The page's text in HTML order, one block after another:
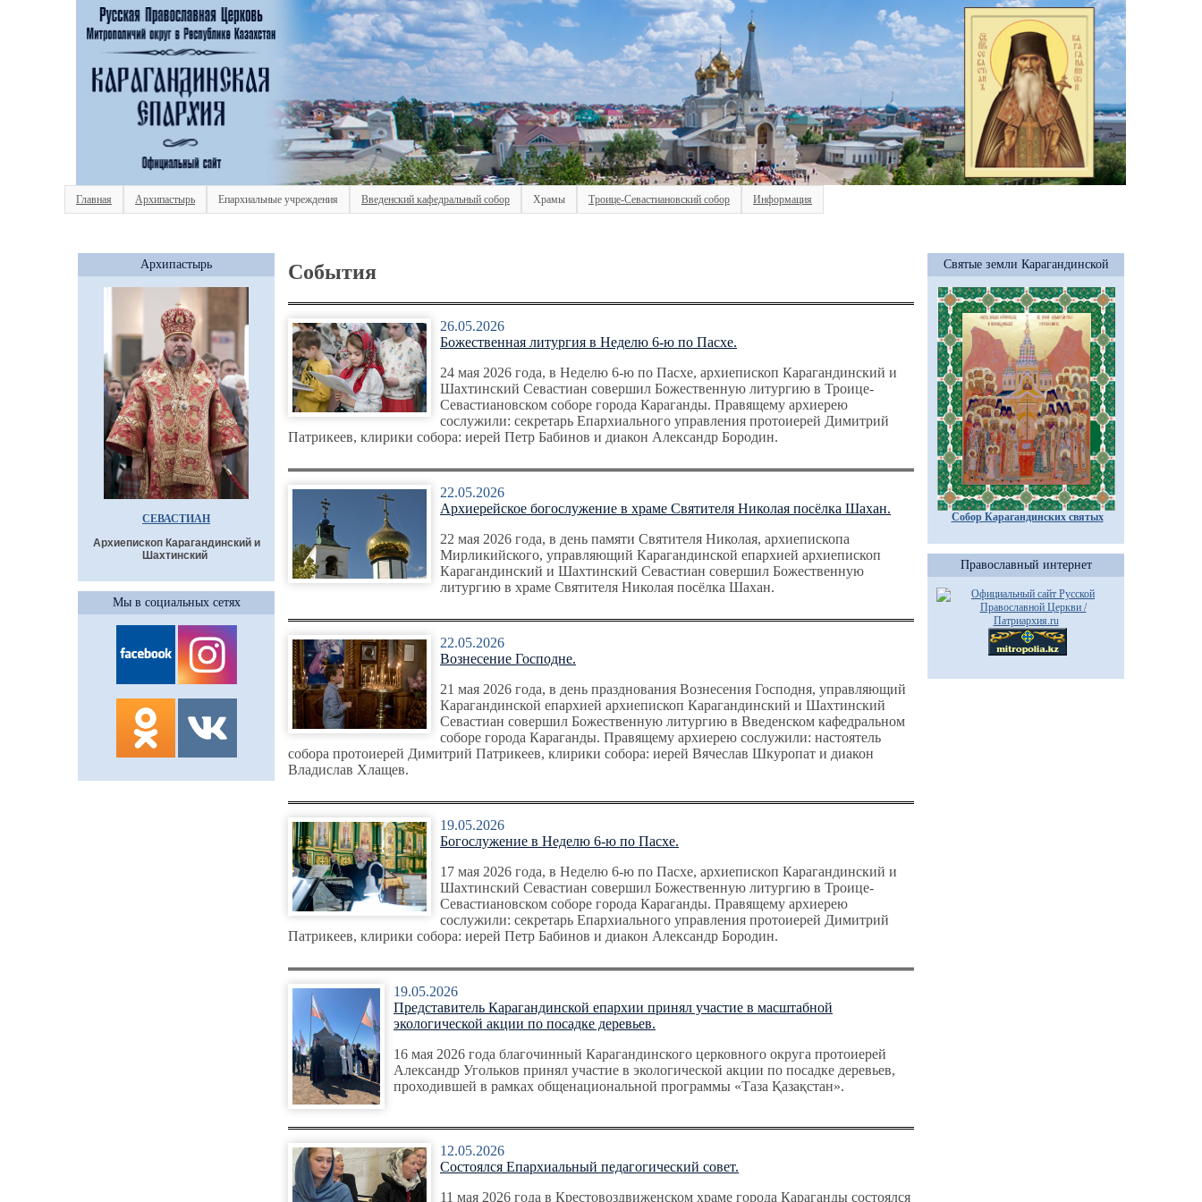
Главная Архипастырь Епархиальные учреждения Введенский кафедральный собор Храмы Троице-Севастиановский собор Информация
Архипастырь
СЕВАСТИАН
Архиепископ Карагандинский и
Шахтинский
Мы в социальных сетях
События
26.05.2026
Божественная литургия в Неделю 6-ю по Пасхе.
24 мая 2026 года, в Неделю 6-ю по Пасхе, архиепископ Карагандинский и
Шахтинский Севастиан совершил Божественную литургию в Троице-
Севастиановском соборе города Караганды. Правящему архиерею
сослужили: секретарь Епархиального управления протоиерей Димитрий
Патрикеев, клирики собора: иерей Петр Бабинов и диакон Александр Бородин.
22.05.2026
Архиерейское богослужение в храме Святителя Николая посёлка Шахан.
22 мая 2026 года, в день памяти Святителя Николая, архиепископа
Мирликийского, управляющий Карагандинской епархией архиепископ
Карагандинский и Шахтинский Севастиан совершил Божественную
литургию в храме Святителя Николая посёлка Шахан.
22.05.2026
Вознесение Господне.
21 мая 2026 года, в день празднования Вознесения Господня, управляющий
Карагандинской епархией архиепископ Карагандинский и Шахтинский
Севастиан совершил Божественную литургию в Введенском кафедральном
соборе города Караганды. Правящему архиерею сослужили: настоятель
собора протоиерей Димитрий Патрикеев, клирики собора: иерей Вячеслав Шкуропат и диакон
Владислав Хлащев.
19.05.2026
Богослужение в Неделю 6-ю по Пасхе.
17 мая 2026 года, в Неделю 6-ю по Пасхе, архиепископ Карагандинский и
Шахтинский Севастиан совершил Божественную литургию в Троице-
Севастиановском соборе города Караганды. Правящему архиерею
сослужили: секретарь Епархиального управления протоиерей Димитрий
Патрикеев, клирики собора: иерей Петр Бабинов и диакон Александр Бородин.
19.05.2026
Представитель Карагандинской епархии принял участие в масштабной
экологической акции по посадке деревьев.
16 мая 2026 года благочинный Карагандинского церковного округа протоиерей
Александр Угольков принял участие в экологической акции по посадке деревьев,
проходившей в рамках общенациональной программы «Таза Қазақстан».
12.05.2026
Состоялся Епархиальный педагогический совет.
11 мая 2026 года в Крестовоздвиженском храме города Караганды состоялся
Святые земли Карагандинской
Собор Карагандинских святых
Православный интернет